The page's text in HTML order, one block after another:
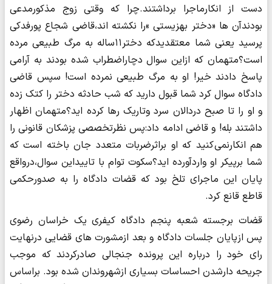
دست از انکارماجرا برداشتند.چرا که وقتی زوج مذکورمدعی
بودندآن ها «دختر بهزیستی »را نکشته اند،قاضی شجاع پورفدکی
پرسید یعنی شما معتقدیدکه دختر۱۱ساله به مرگ طبیعی مرده
است؟متهمان که ازاین سوال دچاراضطراب شده بودند به آرامی
پاسخ دادند خیر! او به مرگ طبیعی نمرده است! سپس قاضی
دادگاه سوال کرد شما قبول دارید که شب حادثه دختر را کتک زده
و او را تا صبح دردالان سرد وتاریک رها کرده اید؟متهمان اظهار
داشتند بله! و قاضی ادامه داد:پس نظرتخصصی پزشکان قانونی را
هم انکارنمی کنید که او براثرضربات متعدد جان باخته است که
شما برپیکر او واردآورده اید؟سکوت توام با تاییداین سوال،درواقع
پایان این ماجرای تلخ بود که قضات دادگاه را به صدورحکمی
قاطع قانع کرد.
قضات برجسته شعبه پنجم دادگاه کیفری یک خراسان رضوی
پس ازپایان جلسات دادگاه و بعد ازمشورت های قضایی درنهایت
رای خود را درباره این پرونده جنجالی صادرکردند که موجب
جریحه دارشدن احساسات بسیاری ازشهروندان شده بود. براساس